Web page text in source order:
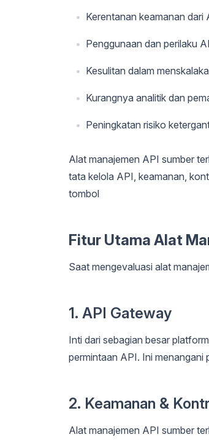
Kerentanan keamanan
Penggunaan dan perilaku
Kesulitan dalam
Kurangnya analitik dan
Peningkatan risiko
Alat manajemen API sumber
tata kelola API, keamanan,
tombol
Fitur Utama Alat
Saat mengevaluasi alat
1. API Gateway
Inti dari sebagian besar
permintaan API. Ini menangani
2. Keamanan &
Alat manajemen API sumber